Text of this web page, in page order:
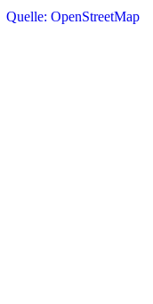
Quelle: OpenStreetMap